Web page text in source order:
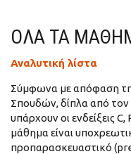
ΟΛΑ ΤΑ
Αναλυτική λίστα
Σύμφωνα με απόφαση
Σπουδών, δίπλα από
υπάρχουν οι ενδείξεις C,
μάθημα είναι
προπαρασκευαστικό